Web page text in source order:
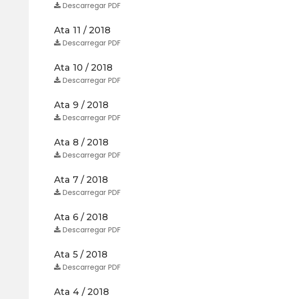
Descarregar PDF
Ata 11 / 2018
Descarregar PDF
Ata 10 / 2018
Descarregar PDF
Ata 9 / 2018
Descarregar PDF
Ata 8 / 2018
Descarregar PDF
Ata 7 / 2018
Descarregar PDF
Ata 6 / 2018
Descarregar PDF
Ata 5 / 2018
Descarregar PDF
Ata 4 / 2018